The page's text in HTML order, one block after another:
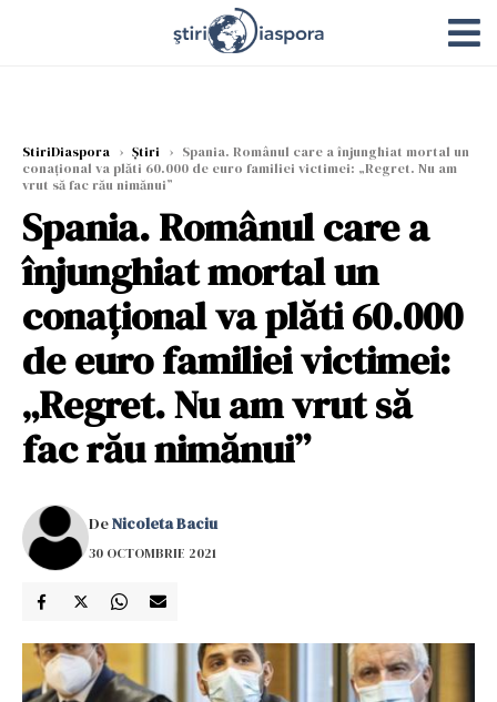
StiriDiaspora › Știri › Spania. Românul care a înjunghiat mortal un
conațional va plăti 60.000 de euro familiei victimei: „Regret. Nu am
vrut să fac rău nimănui”
Spania. Românul care a
înjunghiat mortal un
conațional va plăti 60.000
de euro familiei victimei:
„Regret. Nu am vrut să
fac rău nimănui”
DeNicoleta Baciu
30 OCTOMBRIE 2021